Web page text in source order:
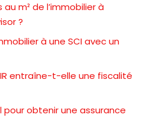
m² de l’immobilier à
?
à une SCI avec un
entraîne-t-elle une fiscalité
obtenir une assurance